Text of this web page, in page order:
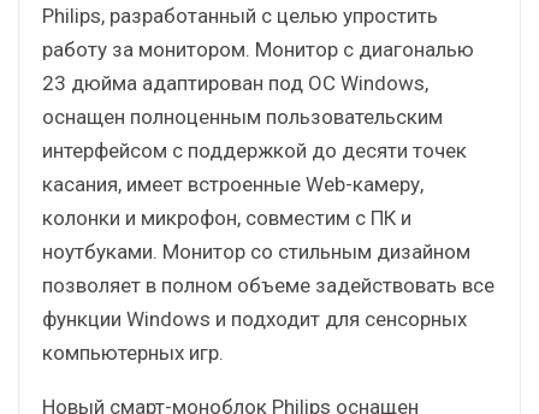
Philips, разработанный с целью упростить
работу за монитором. Монитор с диагональю
23 дюйма адаптирован под ОС Windows,
оснащен полноценным пользовательским
интерфейсом с поддержкой до десяти точек
касания, имеет встроенные Web-камеру,
колонки и микрофон, совместим с ПК и
ноутбуками. Монитор со стильным дизайном
позволяет в полном объеме задействовать все
функции Windows и подходит для сенсорных
компьютерных игр.
Новый смарт-моноблок Philips оснащен